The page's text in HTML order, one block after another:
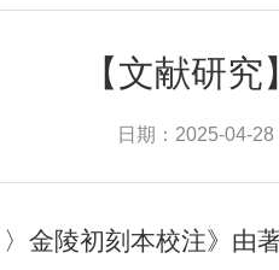
【文献研
日期：2025-04-28
〉 金陵初刻本校注》由